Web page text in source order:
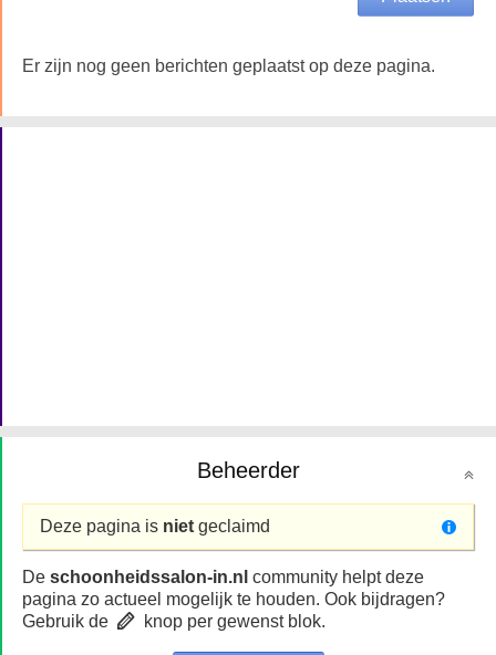
Er zijn nog geen berichten geplaatst op deze pagina.
Beheerder
Deze pagina is niet geclaimd
De schoonheidssalon-in.nl community helpt deze
pagina zo actueel mogelijk te houden. Ook bijdragen?
Gebruik de
knop per gewenst blok.